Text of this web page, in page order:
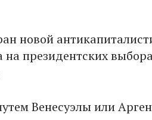
новой
президентских
Венесуэлы или